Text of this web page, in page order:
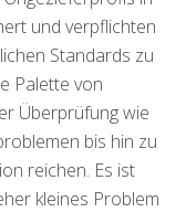
und verpflichten
Standards zu
Palette von
Überprüfung wie
bis hin zu
reichen. Es ist
kleines Problem